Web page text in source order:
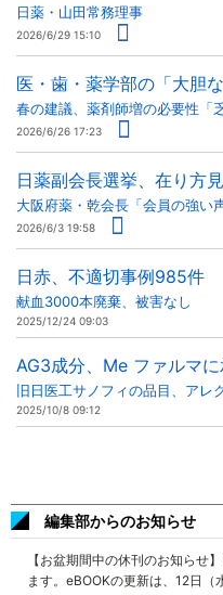
日薬・山田常務理事
2026/6/29 15:10
医・歯・薬学部の「大胆
春の建議、薬剤師増の必要性「
2026/6/26 17:23
日薬副会長選挙、在り方
大阪府薬・乾会長「会員の強い
2026/6/3 19:58
日赤、不適切事例985件
献血3000本廃棄、被害なし
2025/12/24 09:03
AG3成分、Me ファルマ
旧日医工サノフィの品目、アレ
2025/10/8 09:12
編集部からのお知らせ
【お盆期間中の休刊のお知らせ
ます。eBOOKの更新は、12日